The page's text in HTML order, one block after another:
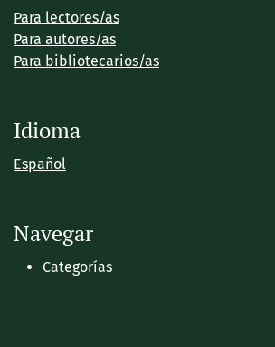
Para lectores/as
Para autores/as
Para bibliotecarios/as
Idioma
Español
Navegar
Categorías